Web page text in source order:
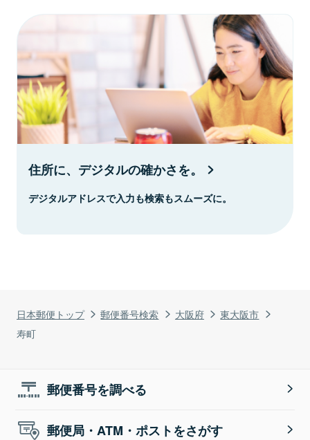
日本郵便トップ 郵便番号検索 大阪府
東大阪市
寿町
住所に、デジタルの確かさを。
デジタルアドレスで入力も検索もスムーズに。
郵便番号を調べる
郵便局・ATM・ポストをさがす